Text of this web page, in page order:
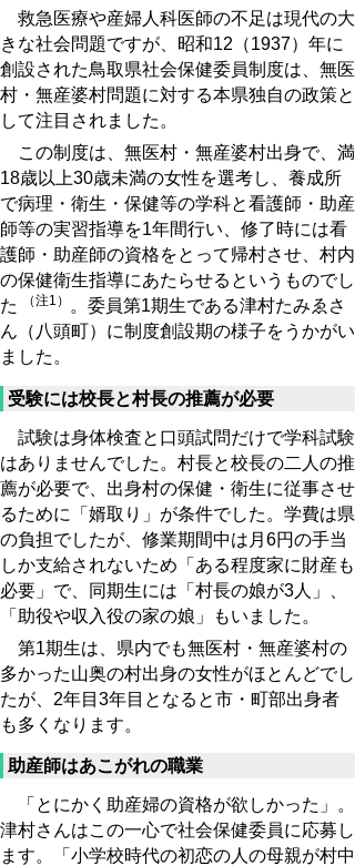
救急医療や産婦人科医師の不足は現代の大
きな社会問題ですが、昭和12（1937）年に
創設された鳥取県社会保健委員制度は、無医
村・無産婆村問題に対する本県独自の政策と
して注目されました。
この制度は、無医村・無産婆村出身で、満
18歳以上30歳未満の女性を選考し、養成所
で病理・衛生・保健等の学科と看護師・助産
師等の実習指導を1年間行い、修了時には看
護師・助産師の資格をとって帰村させ、村内
の保健衛生指導にあたらせるというものでし
た
（注1）
。委員第1期生である津村たみゑさ
ん（八頭町）に制度創設期の様子をうかがい
ました。
受験には校長と村長の推薦が必要
試験は身体検査と口頭試問だけで学科試験
はありませんでした。村長と校長の二人の推
薦が必要で、出身村の保健・衛生に従事させ
るために「婿取り」が条件でした。学費は県
の負担でしたが、修業期間中は月6円の手当
しか支給されないため「ある程度家に財産も
必要」で、同期生には「村長の娘が3人」、
「助役や収入役の家の娘」もいました。
第1期生は、県内でも無医村・無産婆村の
多かった山奥の村出身の女性がほとんどでし
たが、2年目3年目となると市・町部出身者
も多くなります。
助産師はあこがれの職業
「とにかく助産婦の資格が欲しかった」。
津村さんはこの一心で社会保健委員に応募し
ます。「小学校時代の初恋の人の母親が村中